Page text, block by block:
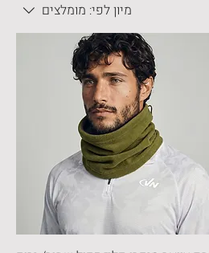
מיון לפי: מומלצים